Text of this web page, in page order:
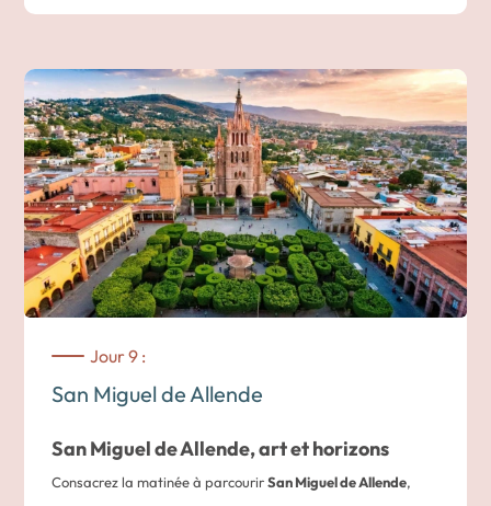
son architecture baroque et ses fresques remarquables.
Sur la route, halte dans un vignoble local pour une
dégustation guidée. Entre visite des caves, découverte de la
production et accord mets-vins, cette étape illustre le
renouveau viticole du Bajío.
Arrivée à San Miguel de Allende en fin de journée. La ville,
également classée à l’UNESCO, séduit par son centre
colonial parfaitement conservé, ses ruelles pavées et sa
Nuit dans l’un des plus beaux hôtels à San Miguel de Allende
Jour 9 :
San Miguel de Allende
San Miguel de Allende, art et horizons
Consacrez la matinée à parcourirSan Miguel de Allende,